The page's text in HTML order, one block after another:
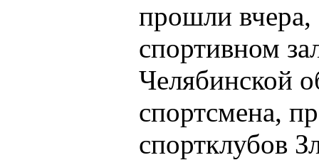
прошли вчера,
спортивном
Челябинской
спортсмена,
спортклубов